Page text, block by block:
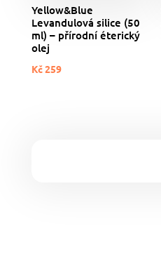
Yellow&Blue
Levandulová silice (50
ml) – přírodní éterický
olej
Kč259